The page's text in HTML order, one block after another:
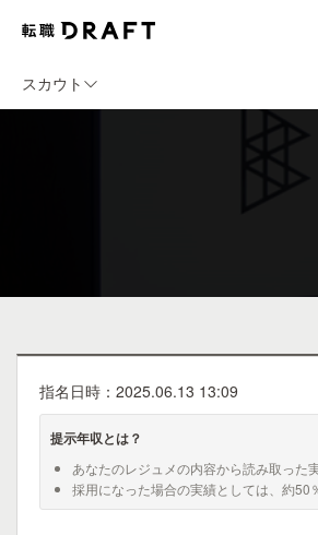
スカウト
指名日時：2025.06.13 13:09
提示年収とは？
あなたのレジュメの内容から読み取った
採用になった場合の実績としては、約